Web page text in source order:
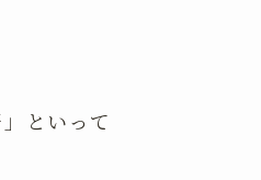
といって